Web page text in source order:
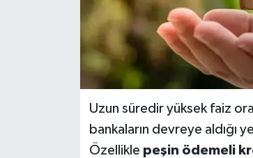
Uzun süredir yüksek faiz
bankaların devreye aldığı
Özellikle peşin ödemeli